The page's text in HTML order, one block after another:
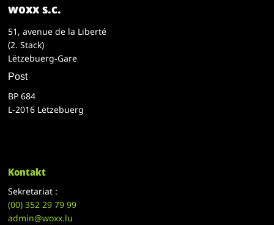
woxx s.c.
51, avenue de la Liberté
(2. Stack)
Lëtzebuerg-Gare
Post
BP 684
L-2016 Lëtzebuerg
Kontakt
Sekretariat :
(00)352 29 79 99
admin@woxx.lu